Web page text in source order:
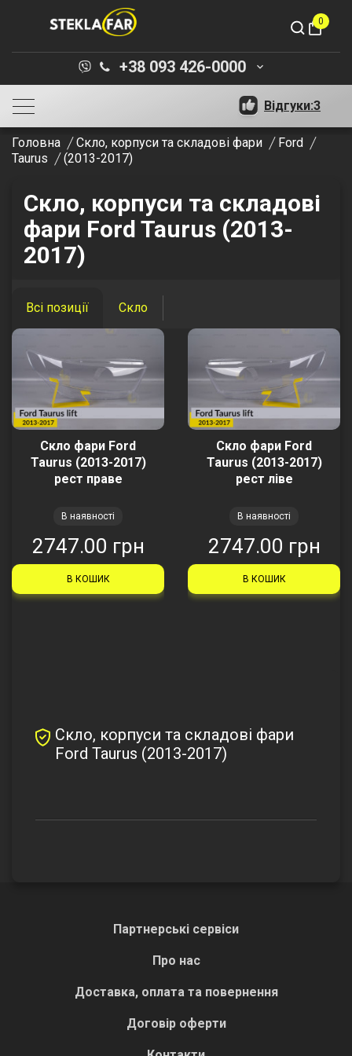
shopping_bag
0
+38 093 426-0000 keyboard_arrow_down
Відгуки:3
Головна Скло, корпуси та складові фари
Ford
Taurus
(2013-2017)
Скло, корпуси та складові
фари Ford Taurus (2013-
2017)
Всі позиції Скло
Скло фари Ford
Taurus (2013-2017)
рест праве
В наявності
2747.00 грн
В КОШИК
Скло фари Ford
Taurus (2013-2017)
рест ліве
В наявності
2747.00 грн
В КОШИК
Скло, корпуси та складові фари
Ford Taurus (2013-2017)
Партнерські сервіси
Про нас
Доставка, оплата та повернення
Договір оферти